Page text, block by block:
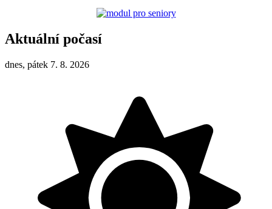
Aktuální počasí
dnes, pátek 7. 8. 2026